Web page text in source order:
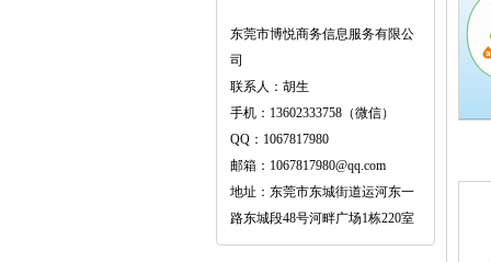
东莞市博悦商务信息服务有限公
司
联系人：胡生
手机：13602333758（微信）
QQ：1067817980
邮箱：1067817980@qq.com
地址：东莞市东城街道运河东一
路东城段48号河畔广场1栋220室